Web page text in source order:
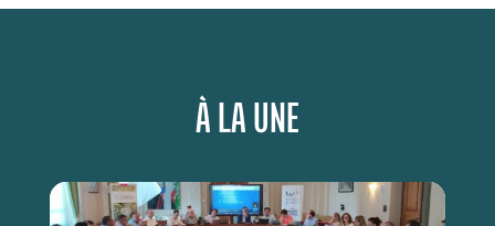
À LA UNE